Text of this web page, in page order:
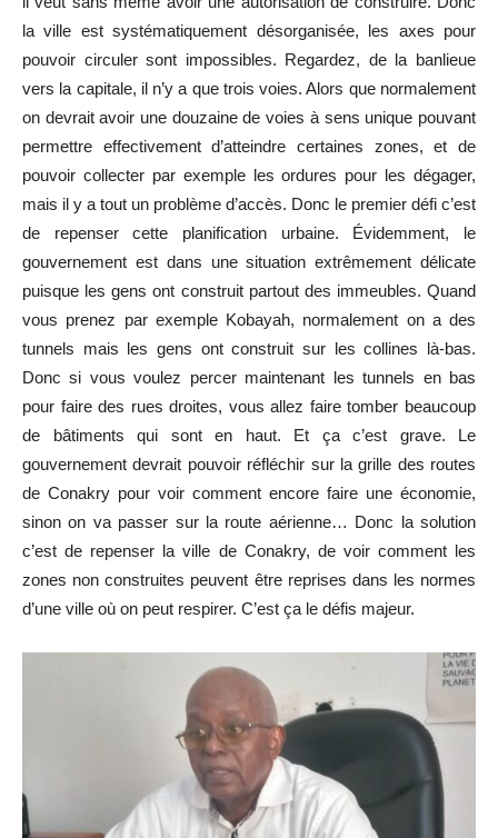
la ville est systématiquement désorganisée, les axes pour
pouvoir circuler sont impossibles. Regardez, de la banlieue
vers la capitale, il n’y a que trois voies. Alors que normalement
on devrait avoir une douzaine de voies à sens unique pouvant
permettre effectivement d’atteindre certaines zones, et de
pouvoir collecter par exemple les ordures pour les dégager,
mais il y a tout un problème d’accès. Donc le premier défi c’est
de repenser cette planification urbaine. Évidemment, le
gouvernement est dans une situation extrêmement délicate
puisque les gens ont construit partout des immeubles. Quand
vous prenez par exemple Kobayah, normalement on a des
tunnels mais les gens ont construit sur les collines là-bas.
Donc si vous voulez percer maintenant les tunnels en bas
pour faire des rues droites, vous allez faire tomber beaucoup
de bâtiments qui sont en haut. Et ça c’est grave. Le
gouvernement devrait pouvoir réfléchir sur la grille des routes
de Conakry pour voir comment encore faire une économie,
sinon on va passer sur la route aérienne… Donc la solution
c’est de repenser la ville de Conakry, de voir comment les
zones non construites peuvent être reprises dans les normes
d’une ville où on peut respirer. C’est ça le défis majeur.